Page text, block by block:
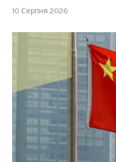
10 Серпня 2026